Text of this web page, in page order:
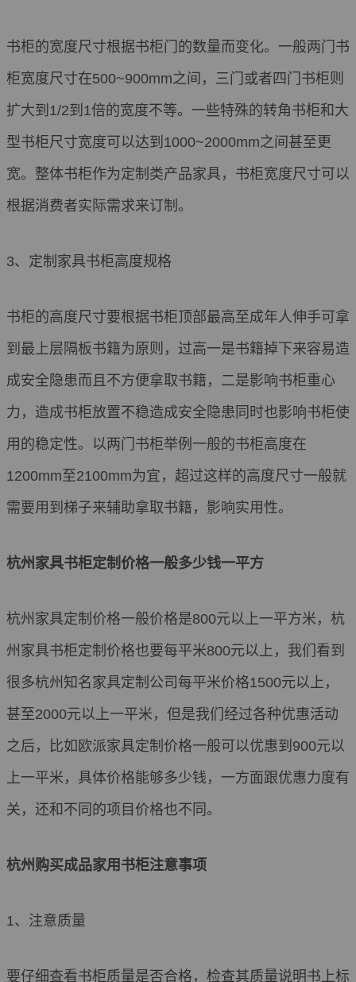
书柜的宽度尺寸根据书柜门的数量而变化。一般两门书
柜宽度尺寸在500~900mm之间，三门或者四门书柜则
扩大到1/2到1倍的宽度不等。一些特殊的转角书柜和大
型书柜尺寸宽度可以达到1000~2000mm之间甚至更
宽。整体书柜作为定制类产品家具，书柜宽度尺寸可以
根据消费者实际需求来订制。
3、定制家具书柜高度规格
书柜的高度尺寸要根据书柜顶部最高至成年人伸手可拿
到最上层隔板书籍为原则，过高一是书籍掉下来容易造
成安全隐患而且不方便拿取书籍，二是影响书柜重心
力，造成书柜放置不稳造成安全隐患同时也影响书柜使
用的稳定性。以两门书柜举例一般的书柜高度在
1200mm至2100mm为宜，超过这样的高度尺寸一般就
需要用到梯子来辅助拿取书籍，影响实用性。
杭州家具书柜定制价格一般多少钱一平方
杭州家具定制价格一般价格是800元以上一平方米，杭
州家具书柜定制价格也要每平米800元以上，我们看到
很多杭州知名家具定制公司每平米价格1500元以上，
甚至2000元以上一平米，但是我们经过各种优惠活动
之后，比如欧派家具定制价格一般可以优惠到900元以
上一平米，具体价格能够多少钱，一方面跟优惠力度有
关，还和不同的项目价格也不同。
杭州购买成品家用书柜注意事项
1、注意质量
要仔细查看书柜质量是否合格，检查其质量说明书上标